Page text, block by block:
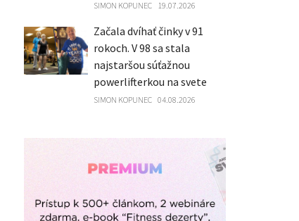
SIMON KOPUNEC 19.07.2026
Začala dvíhať činky v 91
rokoch. V 98 sa stala
najstaršou súťažnou
powerlifterkou na svete
SIMON KOPUNEC 04.08.2026